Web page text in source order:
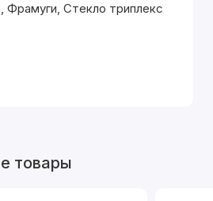
Фрамуги, Стекло триплекс
товары